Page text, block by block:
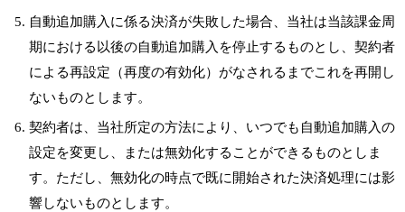
自動追加購入に係る決済が失敗した場合、当社は当該課金周
期における以後の自動追加購入を停止するものとし、契約者
による再設定（再度の有効化）がなされるまでこれを再開し
ないものとします。
契約者は、当社所定の方法により、いつでも自動追加購入の
設定を変更し、または無効化することができるものとしま
す。ただし、無効化の時点で既に開始された決済処理には影
響しないものとします。